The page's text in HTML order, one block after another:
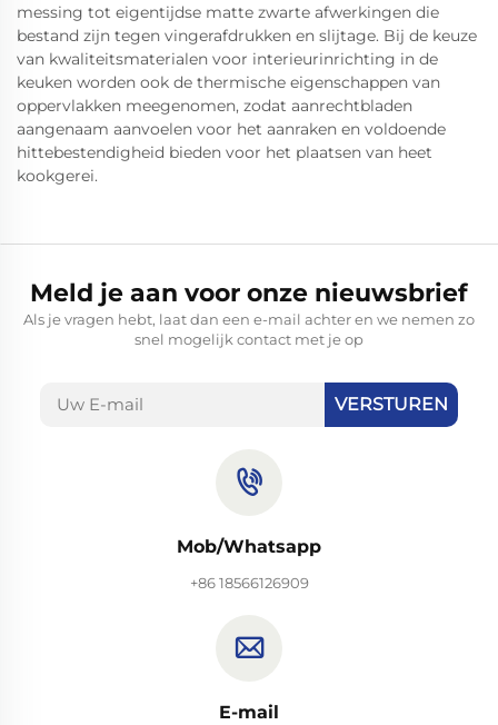
messing tot eigentijdse matte zwarte afwerkingen die
bestand zijn tegen vingerafdrukken en slijtage. Bij de keuze
van kwaliteitsmaterialen voor interieurinrichting in de
keuken worden ook de thermische eigenschappen van
oppervlakken meegenomen, zodat aanrechtbladen
aangenaam aanvoelen voor het aanraken en voldoende
hittebestendigheid bieden voor het plaatsen van heet
kookgerei.
Meld je aan voor onze nieuwsbrief
Als je vragen hebt, laat dan een e-mail achter en we nemen zo
snel mogelijk contact met je op
VERSTUREN
Mob/Whatsapp
+86 18566126909
E-mail